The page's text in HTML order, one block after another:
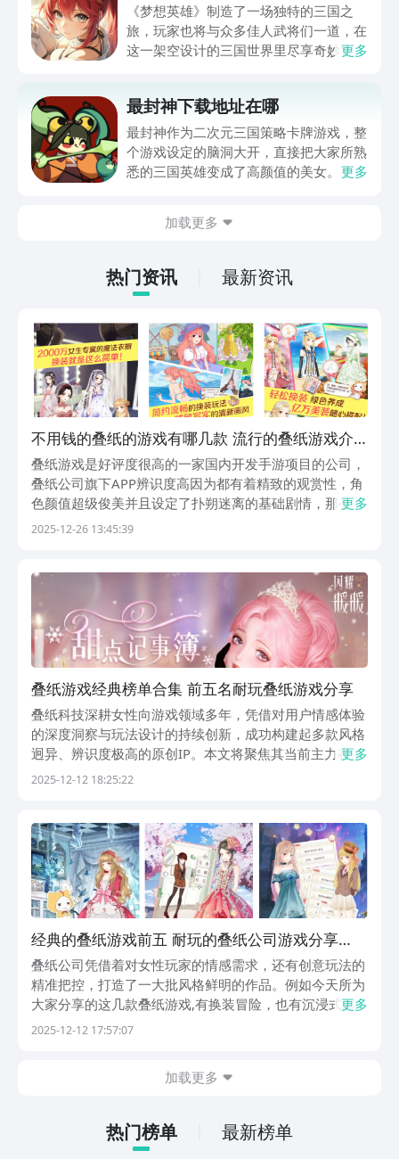
《梦想英雄》制造了一场独特的三国之
旅，玩家也将与众多佳人武将们一道，在
这一架空设计的三国世界里尽享奇妙冒
为玩家们带来，通过它就可以体验到超级
畅快的三国冒险，想入坑这一作品的玩家
还请不要错过。
更多
最封神下载地址在哪
最封神作为二次元三国策略卡牌游戏，整
个游戏设定的脑洞大开，直接把大家所熟
悉的三国英雄变成了高颜值的美女。整体
家在体验游戏的时候，如果能够成功的下
面就针对下载地址做相关内容的介绍。
更多
加载更多
热门资讯 最新资讯
不用钱的叠纸的游戏有哪几款 流行的叠纸游戏介
绍2025
叠纸游戏是好评度很高的一家国内开发手游项目的公司，
叠纸公司旗下APP辨识度高因为都有着精致的观赏性，角
色颜值超级俊美并且设定了扑朔迷离的基础剧情，那么免
费的叠纸的游戏有哪些？本期文章给大家介绍的免费叠纸
更多
2025-12-26 13:45:39
叠纸游戏经典榜单合集 前五名耐玩叠纸游戏分享
叠纸科技深耕女性向游戏领域多年，凭借对用户情感体验
的深度洞察与玩法设计的持续创新，成功构建起多款风格
迥异、辨识度极高的原创IP。本文将聚焦其当前主力在研
及已上线的五款代表作，涵盖换装养成、沉浸恋爱、武侠
更多
2025-12-12 18:25:22
经典的叠纸游戏前五 耐玩的叠纸公司游戏分享
2025
叠纸公司凭借着对女性玩家的情感需求，还有创意玩法的
精准把控，打造了一大批风格鲜明的作品。例如今天所为
大家分享的这几款叠纸游戏,有换装冒险，也有沉浸式的
恋爱羁绊，总之每一款游戏都不会让大家失望，那今天就
更多
2025-12-12 17:57:07
加载更多
热门榜单 最新榜单